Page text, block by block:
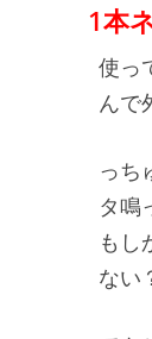
1本
使っ
んで
っち
タ鳴
もし
ない